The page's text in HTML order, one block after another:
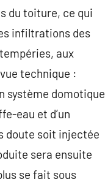
du toiture, ce qui
infiltrations des
aux
technique :
système domotique
eau et d’un
doute soit injectée
sera ensuite
se fait sous